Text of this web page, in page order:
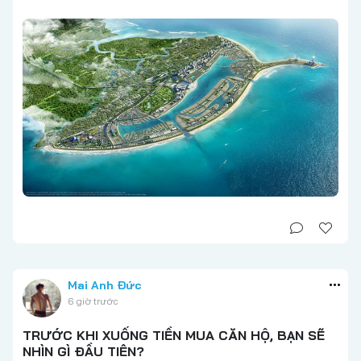
Mai Anh Đức
6 giờ trước
TRƯỚC KHI XUỐNG TIỀN MUA CĂN HỘ, BẠN SẼ
NHÌN GÌ ĐẦU TIÊN?